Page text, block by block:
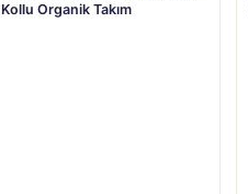
Kollu Organik Takım